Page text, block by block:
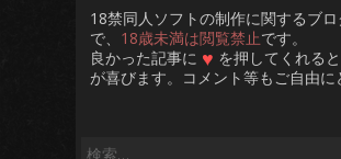
18禁同人ソフトの制作に関するブ
で、 18歳未満は閲覧禁止です。
良かった記事に ♥ を押してくれる
が喜びます。コメント等もご自由に
検